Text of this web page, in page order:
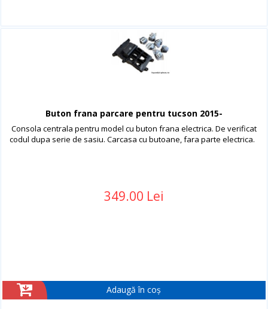
Buton frana parcare pentru tucson 2015-
Consola centrala pentru model cu buton frana electrica. De verificat
codul dupa serie de sasiu. Carcasa cu butoane, fara parte electrica.
349.00 Lei
Adaugă în coș